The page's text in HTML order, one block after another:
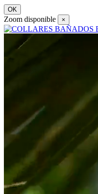
OK
Zoom disponible ×